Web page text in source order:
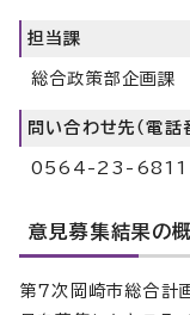
担当課
総合政策部企画課
問い合わせ先（電話
0564-23-6811
意見募集結果の
第7次岡崎市総合計